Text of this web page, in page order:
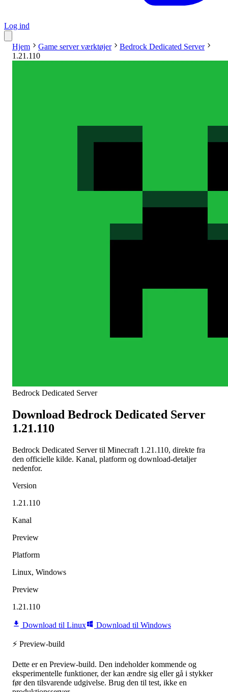
Log ind
Hjem Game server værktøjer
Bedrock Dedicated Server
1.21.110
Bedrock Dedicated Server
Download Bedrock Dedicated Server
1.21.110
Bedrock Dedicated Server til Minecraft 1.21.110, direkte fra
den officielle kilde. Kanal, platform og download-detaljer
nedenfor.
Version
1.21.110
Kanal
Preview
Platform
Linux, Windows
Preview
1.21.110
Download til Linux Download til Windows
⚡ Preview-build
Dette er en Preview-build. Den indeholder kommende og
eksperimentelle funktioner, der kan ændre sig eller gå i stykker
før den tilsvarende udgivelse. Brug den til test, ikke en